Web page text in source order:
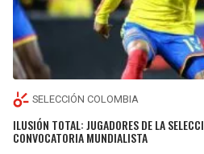
SELECCIÓN COLOMBIA
ILUSIÓN TOTAL: JUGADORES DE LA
CONVOCATORIA MUNDIALISTA